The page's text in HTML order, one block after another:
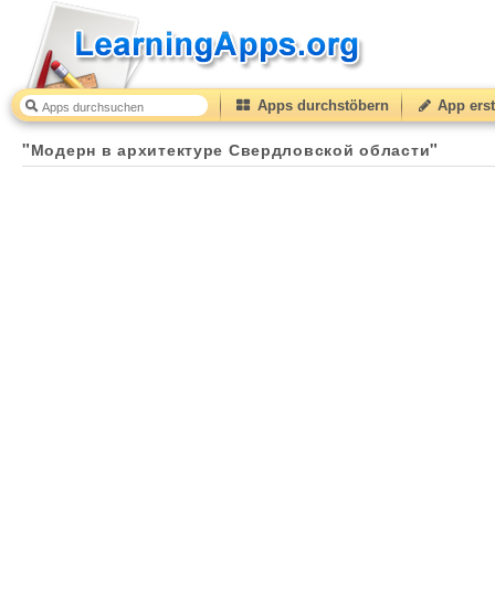
Apps durchstöbern App
"Модерн в архитектуре Свердловской области"